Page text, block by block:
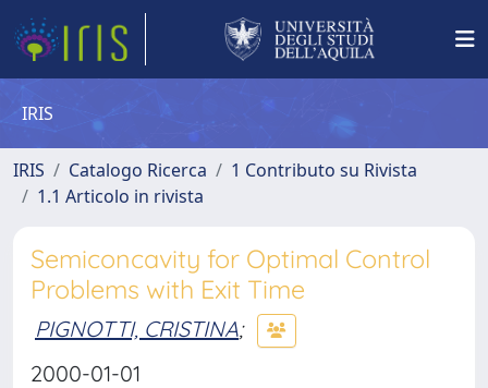
IRIS
IRIS Catalogo Ricerca
1 Contributo su Rivista
1.1 Articolo in rivista
Semiconcavity for Optimal Control
Problems with Exit Time
PIGNOTTI, CRISTINA;
2000-01-01